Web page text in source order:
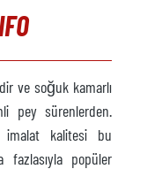
ve soğuk kamarlı
pey sürenlerden.
imalat kalitesi bu
fazlasıyla popüler